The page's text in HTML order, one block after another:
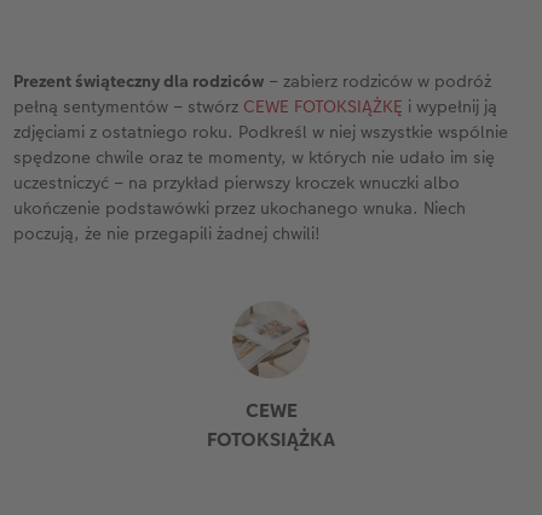
Prezent świąteczny dla rodziców – zabierz rodziców w podróż
pełną sentymentów – stwórz CEWE FOTOKSIĄŻKĘ i wypełnij ją
zdjęciami z ostatniego roku. Podkreśl w niej wszystkie wspólnie
spędzone chwile oraz te momenty, w których nie udało im się
uczestniczyć – na przykład pierwszy kroczek wnuczki albo
ukończenie podstawówki przez ukochanego wnuka. Niech
poczują, że nie przegapili żadnej chwili!
CEWE
FOTOKSIĄŻKA